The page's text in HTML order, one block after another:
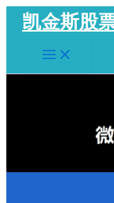
容
凯金斯股
Main
Menu